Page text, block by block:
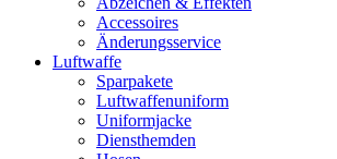
Accessoires
Änderungsservice
Luftwaffe
Sparpakete
Luftwaffenuniform
Uniformjacke
Diensthemden